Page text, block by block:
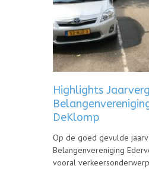
Highlights
DeKlomp
Op de goed gevulde
Belangenvereniging
vooral